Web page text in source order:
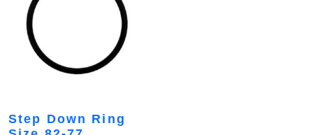
Step Down Ring